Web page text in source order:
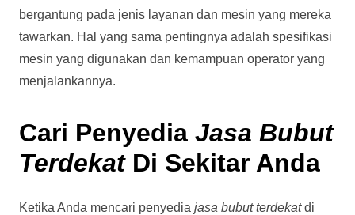
bergantung pada jenis layanan dan mesin yang mereka
tawarkan. Hal yang sama pentingnya adalah spesifikasi
mesin yang digunakan dan kemampuan operator yang
menjalankannya.
Cari Penyedia Jasa Bubut
TerdekatDi Sekitar Anda
Ketika Anda mencari penyedia jasa bubut terdekatdi